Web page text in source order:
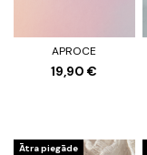
APROCE
19,90 €
Ātra piegāde